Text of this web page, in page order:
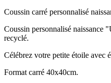
Coussin carré personnalisé
Coussin personnalisé naissance
recyclé.
Célébrez votre petite étoile avec
Format carré 40x40cm.